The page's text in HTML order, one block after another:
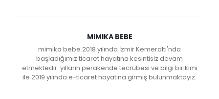
MIMIKA BEBE
mimika bebe 2018 yılında İzmir Kemeraltı'nda
başladığımız ticaret hayatına kesintisiz devam
etmektedir. yılların perakende tecrübesi ve bilgi birikimi
ile 2019 yılında e-ticaret hayatına girmiş bulunmaktayız.